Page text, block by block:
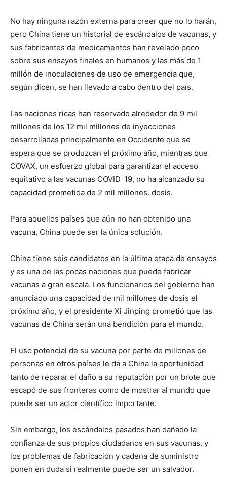
No hay ninguna razón externa para creer que no lo harán,
pero China tiene un historial de escándalos de vacunas, y
sus fabricantes de medicamentos han revelado poco
sobre sus ensayos finales en humanos y las más de 1
millón de inoculaciones de uso de emergencia que,
según dicen, se han llevado a cabo dentro del país.
Las naciones ricas han reservado alrededor de 9 mil
millones de los 12 mil millones de inyecciones
desarrolladas principalmente en Occidente que se
espera que se produzcan el próximo año, mientras que
COVAX, un esfuerzo global para garantizar el acceso
equitativo a las vacunas COVID-19, no ha alcanzado su
capacidad prometida de 2 mil millones. dosis.
Para aquellos países que aún no han obtenido una
vacuna, China puede ser la única solución.
China tiene seis candidatos en la última etapa de ensayos
y es una de las pocas naciones que puede fabricar
vacunas a gran escala. Los funcionarios del gobierno han
anunciado una capacidad de mil millones de dosis el
próximo año, y el presidente Xi Jinping prometió que las
vacunas de China serán una bendición para el mundo.
El uso potencial de su vacuna por parte de millones de
personas en otros países le da a China la oportunidad
tanto de reparar el daño a su reputación por un brote que
escapó de sus fronteras como de mostrar al mundo que
puede ser un actor científico importante.
Sin embargo, los escándalos pasados ​​han dañado la
confianza de sus propios ciudadanos en sus vacunas, y
los problemas de fabricación y cadena de suministro
ponen en duda si realmente puede ser un salvador.